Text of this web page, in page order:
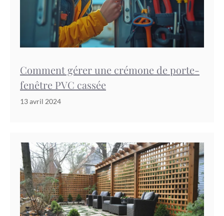
Comment gérer une crémone de porte-
fenêtre PVC cassée
13 avril 2024